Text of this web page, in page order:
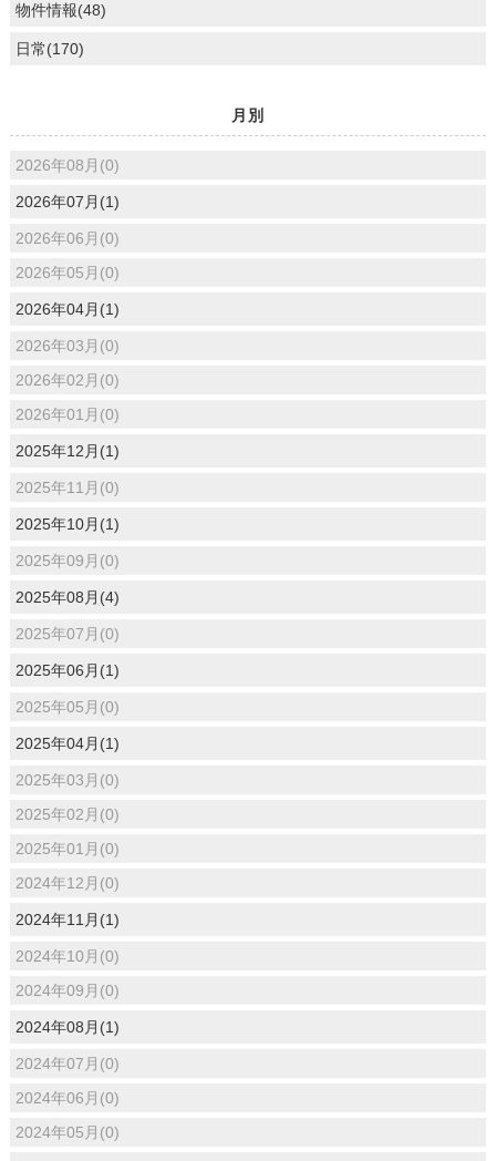
物件情報(48)
日常(170)
月別
2026年08月(0)
2026年07月(1)
2026年06月(0)
2026年05月(0)
2026年04月(1)
2026年03月(0)
2026年02月(0)
2026年01月(0)
2025年12月(1)
2025年11月(0)
2025年10月(1)
2025年09月(0)
2025年08月(4)
2025年07月(0)
2025年06月(1)
2025年05月(0)
2025年04月(1)
2025年03月(0)
2025年02月(0)
2025年01月(0)
2024年12月(0)
2024年11月(1)
2024年10月(0)
2024年09月(0)
2024年08月(1)
2024年07月(0)
2024年06月(0)
2024年05月(0)